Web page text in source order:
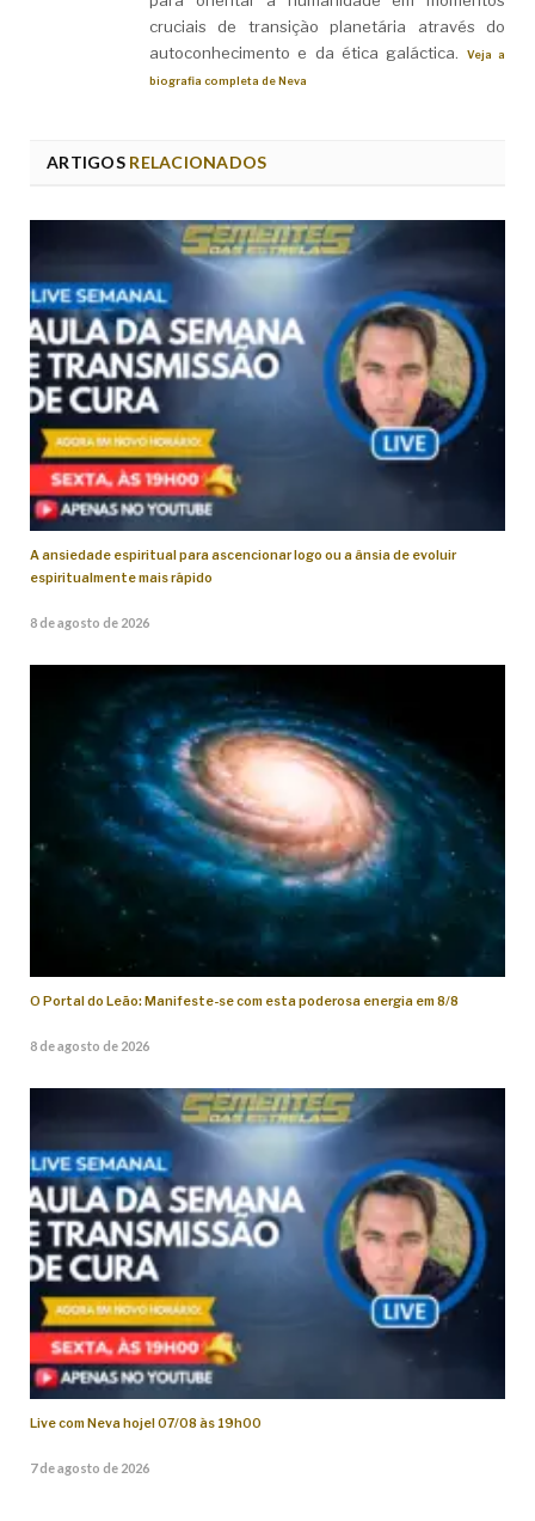
cruciais de transição planetária através do
autoconhecimento e da ética galáctica.
Veja a
biografia completa de Neva
ARTIGOSRELACIONADOS
A ansiedade espiritual para ascencionar logo ou a ânsia de evoluir
espiritualmente mais rápido
8 de agosto de 2026
O Portal do Leão: Manifeste-se com esta poderosa energia em 8/8
8 de agosto de 2026
Live com Neva hoje! 07/08 às 19h00
7 de agosto de 2026